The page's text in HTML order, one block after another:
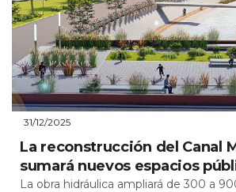
31/12/2025
La reconstrucción del Canal
sumará nuevos espacios
La obra hidráulica ampliará de 300 a